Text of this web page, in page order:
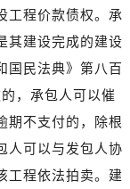
工程价款债权。承
其建设完成的建设
国民法典》第八百
，承包人可以催
期不支付的，除根
人可以与发包人协
工程依法拍卖。建